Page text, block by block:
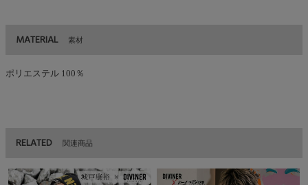
MATERIAL 素材
ポリエステル 100％
RELATED 関連商品